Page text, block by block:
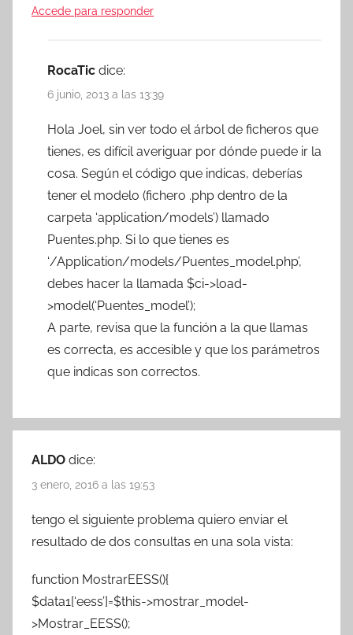
Accede para responder
RocaTic dice:
6 junio, 2013 a las 13:39
Hola Joel, sin ver todo el árbol de ficheros que
tienes, es difícil averiguar por dónde puede ir la
cosa. Según el código que indicas, deberías
tener el modelo (fichero .php dentro de la
carpeta ‘application/models’) llamado
Puentes.php. Si lo que tienes es
‘/Application/models/Puentes_model.php’,
debes hacer la llamada $ci->load-
>model(‘Puentes_model’);
A parte, revisa que la función a la que llamas
es correcta, es accesible y que los parámetros
que indicas son correctos.
ALDO dice:
3 enero, 2016 a las 19:53
tengo el siguiente problema quiero enviar el
resultado de dos consultas en una sola vista:
function MostrarEESS(){
$data1[‘eess’]=$this->mostrar_model-
>Mostrar_EESS();